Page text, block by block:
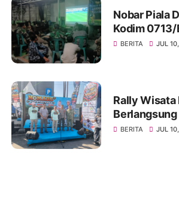
Nobar Piala
Kodim
BERITA JUL
Rally Wisata
Polres
BERITA JUL